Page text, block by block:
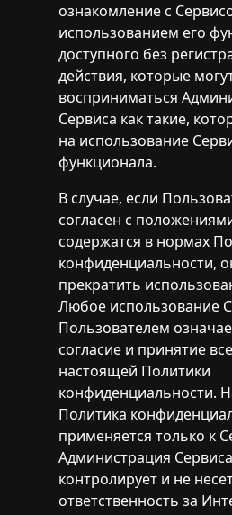
ознакомление с
использованием его
доступного без
действия, которые
восприниматься
Сервиса как такие,
на использование
функционала.
В случае, если
согласен с
содержатся в нормах
конфиденциальности,
прекратить
Любое использование
Пользователем
согласие и принятие
настоящей Политики
конфиденциальности.
Политика
применяется только к
Администрация
контролирует и не
ответственность за